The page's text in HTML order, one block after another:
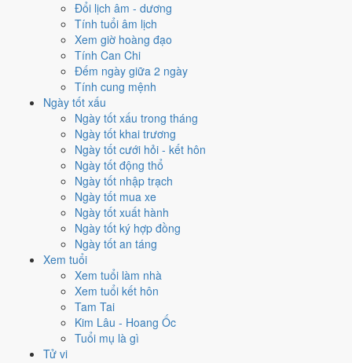
Đổi lịch âm - dương
Tính tuổi âm lịch
Xem giờ hoàng đạo
Tính Can Chi
Đếm ngày giữa 2 ngày
Tính cung mệnh
Ngày tốt xấu
Ngày tốt xấu trong tháng
Ngày tốt khai trương
Ngày tốt cưới hỏi - kết hôn
Ngày tốt động thổ
Ngày tốt nhập trạch
Ngày tốt mua xe
Ngày tốt xuất hành
Ngày tốt ký hợp đồng
Ngày tốt an táng
Xem tuổi
Xem tuổi làm nhà
Xem tuổi kết hôn
Tam Tai
Kim Lâu - Hoang Ốc
Tuổi mụ là gì
Tử vi
Xuất hành - đi xa hôm nay ở
Thành, Sao Bích và Ngày Hoàng Đạo
Cách tính ngày tốt
Tìm hiểu cách chấm:Trực Thành nghĩa là gì
phân biệt Hoàng Đạo - Hắc Đạo
Điểm số tổng hợp từ Trực, Sao 28 Tú và Hoàng Đạo - Hắc Đạo.
sánh cả tháng
Nếu ngày 1/12/2021 không hợp
việc của bạn thì sao?
Ngày 1/12 tốt tổng thể nhưng không phải việc nào cũng thuận. Hai
việc bị chấm thấp nhất hôm nay làcắt tóc (4/10) và chữa bệnh
(tham khảo) (4/10). Có2 cách hạ rủi ro
Không cần dời ngày vì 30 ngày quanh 1/12/2021 không có ngày nào
điểm cao hơn 10.0/10của hôm nay. Việc
nên có thể đẩy sớm ngay trong ngày.
Coi việc vào giờ Hoàng Đạo trong chính ngày này.
Tỵ (09h-11h)